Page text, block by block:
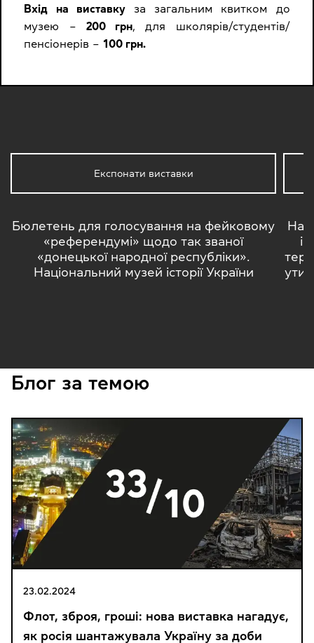
Вхід на виставку за загальним квитком до
музею – 200 грн , для школярів/студентів/
пенсіонерів –100 грн.
Експонати виставки
Бюлетень для голосування на фейковому
«референдумі» щодо так званої
«донецької народної республіки».
Національний музей історії України
На
Блог за темою
23.02.2024
Флот, зброя, гроші: нова виставка нагадує,
як росія шантажувала Україну за доби